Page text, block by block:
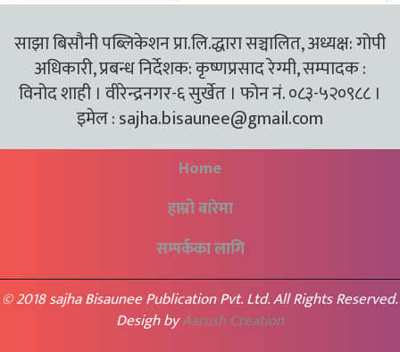
साझा बिसौनी पब्लिकेशन प्रा.लि.द्धारा सञ्चालित, अध्यक्ष: गोपी
अधिकारी, प्रबन्ध निर्देशक: कृष्णप्रसाद रेग्मी, सम्पादक :
विनोद शाही । वीरेन्द्रनगर-६ सुर्खेत । फोन नं. ०८३-५२०९८८ ।
इमेल :sajha.bisaunee@gmail.com
Home
हाम्रो बारेमा
सम्पर्कका लागि
© 2018 sajha Bisaunee Publication Pvt. Ltd. All Rights Reserved.
Desigh byAarush Creation